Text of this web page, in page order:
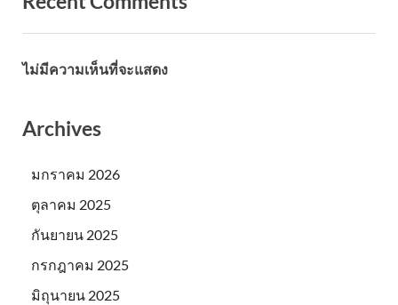
ไม่มีความเห็นที่จะแสดง
Archives
มกราคม 2026
ตุลาคม 2025
กันยายน 2025
กรกฎาคม 2025
มิถุนายน 2025